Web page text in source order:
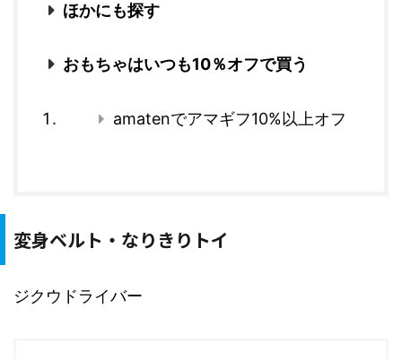
ほかにも探す
おもちゃはいつも10％オフで買う
amatenでアマギフ10%以上オフ
変身ベルト・なりきりトイ
ジクウドライバー